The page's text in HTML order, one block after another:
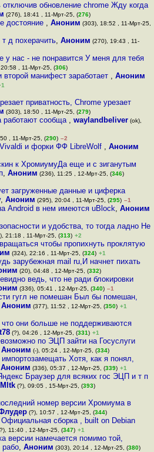
обновление chrome Жду когда
(276), 18:41 , 11-Мрт-25, (276)
достояние , Аноним (303), 18:52 , 11-Мрт-25,
д похерачить, Аноним (270), 19:43 , 11-
у нас - не понравится У меня для тебя
, 11-Мрт-25, (306)
второй манифест заработает , Аноним
приватность, Chrome урезает
(303), 18:50 , 11-Мрт-25, (279)
работают сообща , waylandbeliver(ok),
, 11-Мрт-25, (290) –2
и форки ФФ LibreWolf , Аноним
к ХромиумуДа еще и с зиганутым
, Аноним (236), 11:25 , 12-Мрт-25, (346)
загруженные данные и циферка
,Аноним (295), 20:04 , 11-Мрт-25, (295) –1
Android в нем имеются uBlock,Аноним
и удобства, то тогда ладно Не
21:18 , 11-Мрт-25, (313) +2
чтобы пропихнуть проклятую
(324), 22:16 , 11-Мрт-25, (324) +1
зарубежная mail ru,И начнет пихать
(20), 04:48 , 12-Мрт-25, (332)
ведь, что не ради блокировки
(336), 05:41 , 12-Мрт-25, (340) –1
гугл не помешан Был бы помешан,
Аноним (377), 11:52 , 12-Мрт-25, (350) +1
они больше не поддерживаются
(?), 04:26 , 12-Мрт-25, (331) +1
по ЭЦП зайти на Госуслуги
Аноним (-), 05:24 , 12-Мрт-25, (334)
Хотя, как я понял,
Аноним (336), 05:37 , 12-Мрт-25, (339) +1
Браузер для всяких гос ЭЦП и т п
Mltk(?), 09:05 , 15-Мрт-25, (393)
номер версии Хромиума в
(?), 10:57 , 12-Мрт-25, (344)
сборка , built on Debian
11:40 , 12-Мрт-25, (347) +1
версии намечается помимо той,
рабо, Аноним (303), 20:14 , 12-Мрт-25, (380)